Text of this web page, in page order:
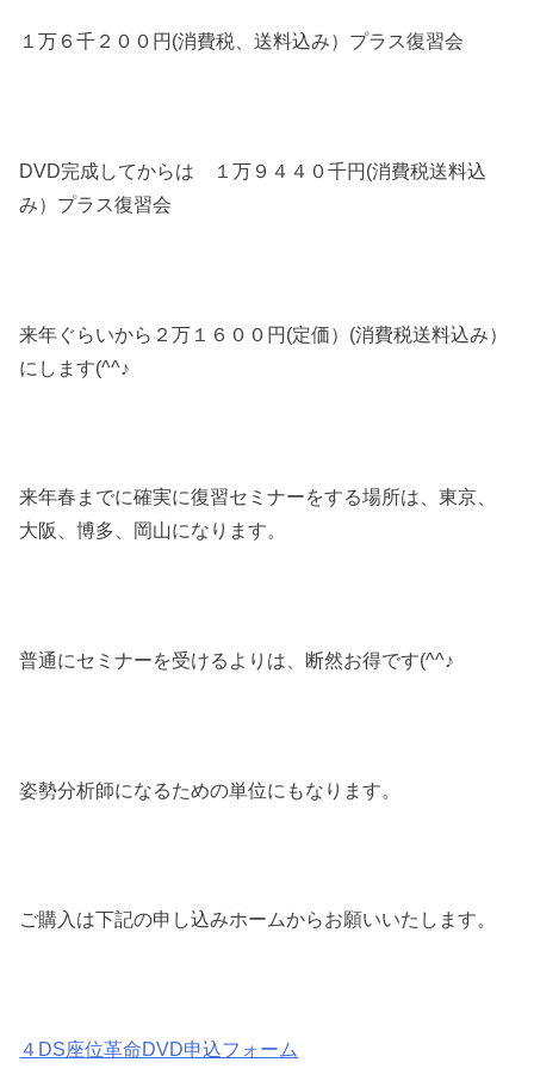
１万６千２００円(消費税、送料込み）プラス復習会
DVD完成してからは １万９４４０千円(消費税送料込
み）プラス復習会
来年ぐらいから２万１６００円(定価）(消費税送料込み）
にします(^^♪
来年春までに確実に復習セミナーをする場所は、東京、
大阪、博多、岡山になります。
普通にセミナーを受けるよりは、断然お得です(^^♪
姿勢分析師になるための単位にもなります。
ご購入は下記の申し込みホームからお願いいたします。
４DS座位革命DVD申込フォーム